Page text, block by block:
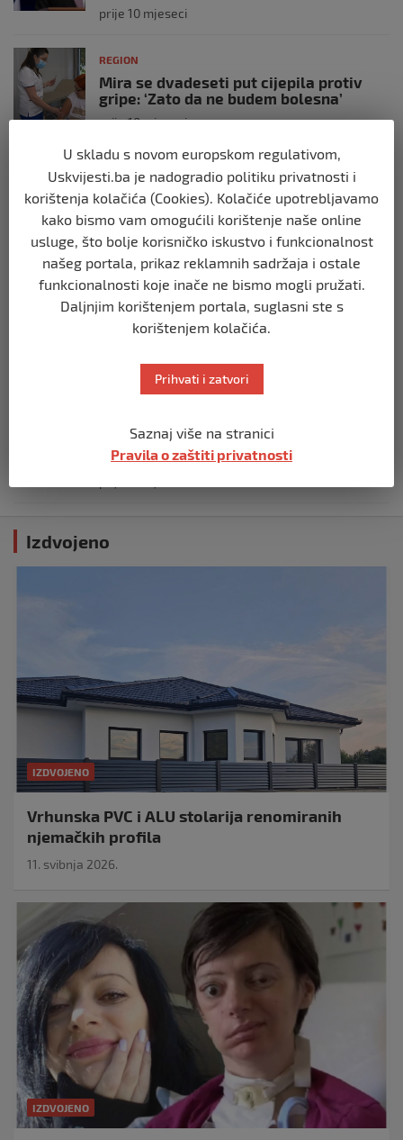
prije 10 mjeseci
REGION
Mira se dvadeseti put cijepila protiv
gripe: ‘Zato da ne budem bolesna’
prije 10 mjeseci
Predsjednik Srbije Aleksandar Vučić
poslao vijenac: Posljednji pozdrav
Halidu
prije 10 mjeseci
REGION
Koza ogrebala dijete u zoološkom vrtu,
roditelji zvali hitnu i policiju: “Došli su
prije 10 mjeseci
Vučić dramatično: “Biće rata, Vojska
Srbije je spremna”
Izdvojeno
IZDVOJENO
Vrhunska PVC i ALU stolarija renomiranih
njemačkih profila
11. svibnja 2026.
IZDVOJENO
U skladu s novom europskom regulativom,
Uskvijesti.ba je nadogradio politiku privatnosti i
korištenja kolačića (Cookies). Kolačiće upotrebljavamo
kako bismo vam omogućili korištenje naše online
usluge, što bolje korisničko iskustvo i funkcionalnost
našeg portala, prikaz reklamnih sadržaja i ostale
funkcionalnosti koje inače ne bismo mogli pružati.
Daljnjim korištenjem portala, suglasni ste s
korištenjem kolačića.
Prihvati i zatvori
Saznaj više na stranici
Pravila o zaštiti privatnosti